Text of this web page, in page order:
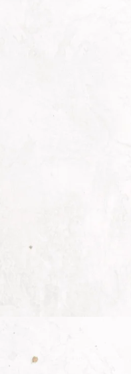
nyiapin “the most important
mendalam dan membanggakan.